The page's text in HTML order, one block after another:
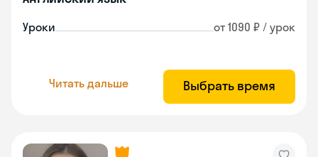
Уроки от 1090 ₽ / урок
Читать дальше Выбрать время